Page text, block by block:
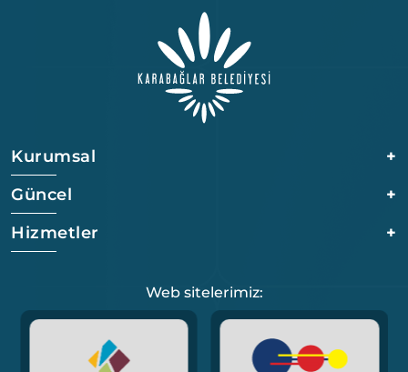
Kurumsal
+
Güncel
+
Hizmetler
+
Web sitelerimiz: